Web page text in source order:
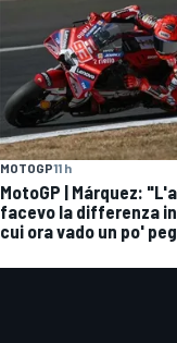
MOTOGP11 h
MotoGP | Márquez:
facevo la differenza
cui ora vado un po'